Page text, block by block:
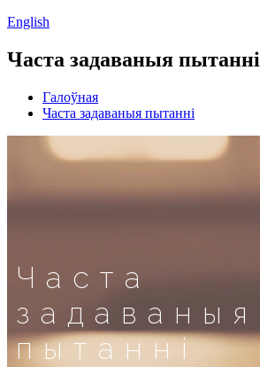
English
Часта задаваныя пытанні
Галоўная
Часта задаваныя пытанні
Часта
задаваныя
пытанні